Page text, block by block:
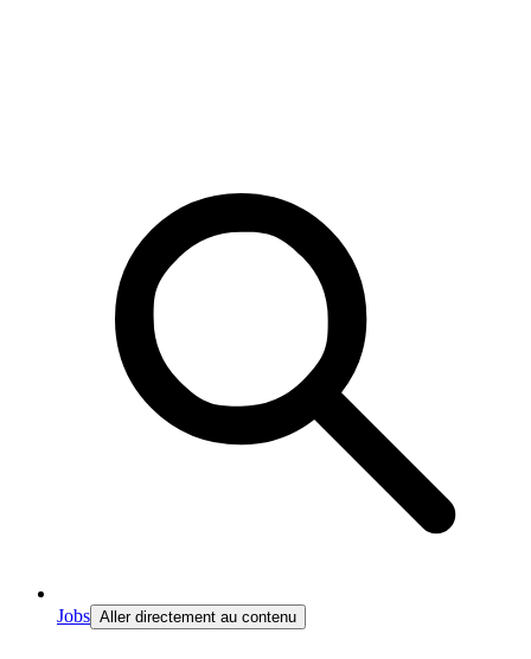
Jobs Aller directement au contenu